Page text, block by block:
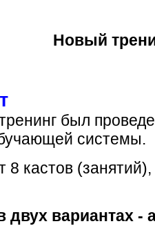
Новый
был
системы.
8 кастов
двух вариантах -